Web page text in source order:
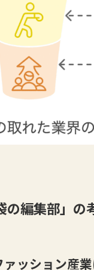
の編集部」の
ッション産